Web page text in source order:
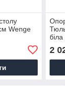
Wenge
біла
2